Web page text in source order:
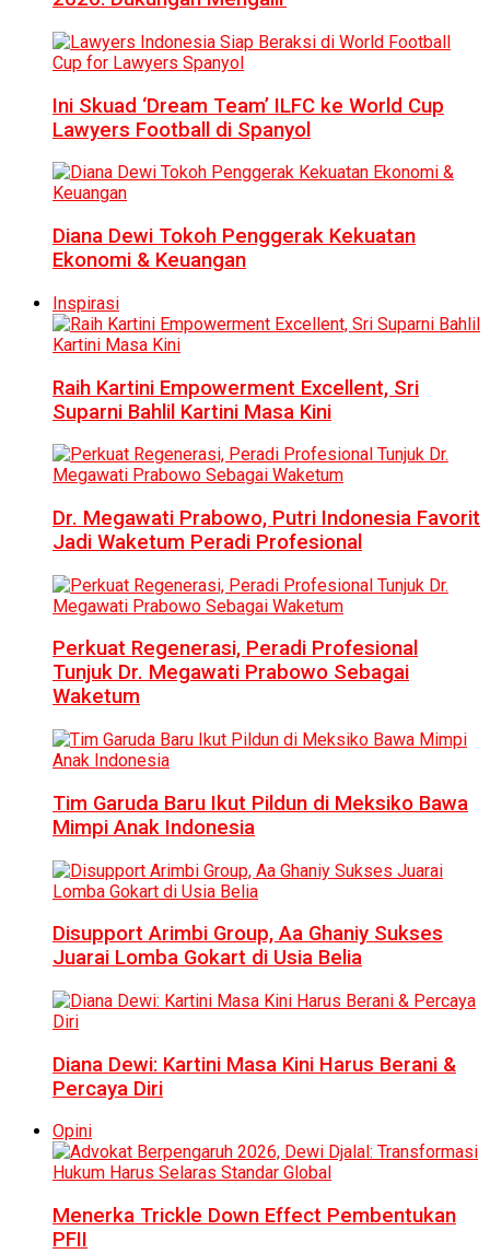
Ini Skuad ‘Dream Team’ ILFC ke World Cup
Lawyers Football di Spanyol
Diana Dewi Tokoh Penggerak Kekuatan
Ekonomi & Keuangan
Inspirasi
Raih Kartini Empowerment Excellent, Sri
Suparni Bahlil Kartini Masa Kini
Dr. Megawati Prabowo, Putri Indonesia Favorit
Jadi Waketum Peradi Profesional
Perkuat Regenerasi, Peradi Profesional
Tunjuk Dr. Megawati Prabowo Sebagai
Waketum
Tim Garuda Baru Ikut Pildun di Meksiko Bawa
Mimpi Anak Indonesia
Disupport Arimbi Group, Aa Ghaniy Sukses
Juarai Lomba Gokart di Usia Belia
Diana Dewi: Kartini Masa Kini Harus Berani &
Percaya Diri
Opini
Menerka Trickle Down Effect Pembentukan
PFII